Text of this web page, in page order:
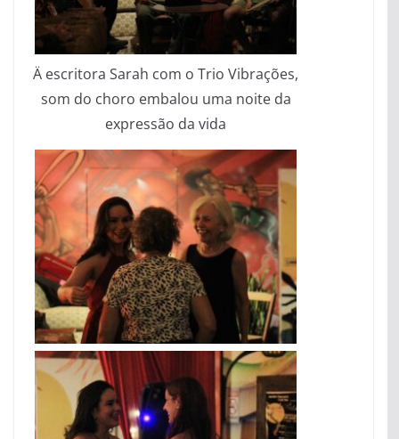
Ä escritora Sarah com o Trio Vibrações,
som do choro embalou uma noite da
expressão da vida